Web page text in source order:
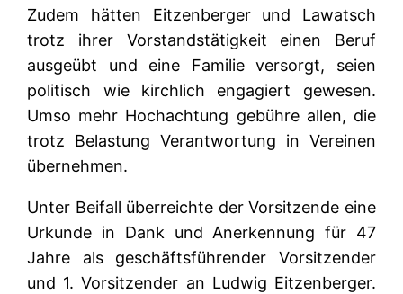
Zudem hätten Eitzenberger und Lawatsch
trotz ihrer Vorstandstätigkeit einen Beruf
ausgeübt und eine Familie versorgt, seien
politisch wie kirchlich engagiert gewesen.
Umso mehr Hochachtung gebühre allen, die
trotz Belastung Verantwortung in Vereinen
übernehmen.
Unter Beifall überreichte der Vorsitzende eine
Urkunde in Dank und Anerkennung für 47
Jahre als geschäftsführender Vorsitzender
und 1. Vorsitzender an Ludwig Eitzenberger.